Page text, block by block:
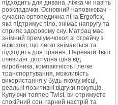
підходить для дивана, ліжка чи навіть
розкладачки. Основний наповнювач –
сучасна ортопедична піна Ergoflex,
яка підтримує тіло, знімає напругу та
сприяє здоровому сну. Матрац має
знімний преміум-чохол зі стрейчу з
віскозою, що легко знімається та
підходить для прання. Переваги Твіст
очевидні: доступна ціна від
виробника, компактність і легке
транспортування, можливість
використання у будь-якому місці,
реальні позитивні відгуки покупців.
Купуючи топпер Twist, ви отримуєте
спокійний сон, гарний настрій та